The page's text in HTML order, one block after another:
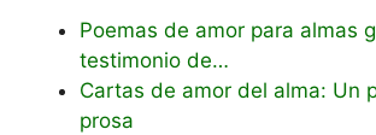
Poemas de amor para almas
testimonio de…
Cartas de amor del alma: Un
prosa